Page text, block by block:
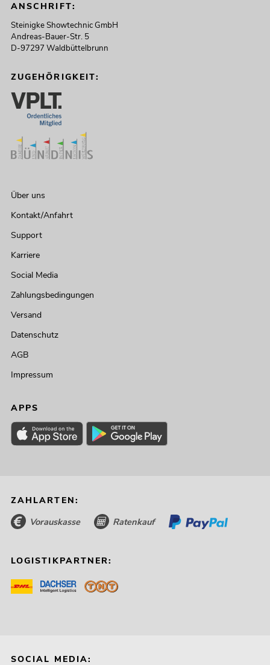
ANSCHRIFT:
Steinigke Showtechnic GmbH
Andreas-Bauer-Str. 5
D-97297 Waldbüttelbrunn
ZUGEHÖRIGKEIT:
Über uns
Kontakt/Anfahrt
Support
Karriere
Social Media
Zahlungsbedingungen
Versand
Datenschutz
AGB
Impressum
APPS
ZAHLARTEN:
Vorauskasse Ratenkauf
LOGISTIKPARTNER:
SOCIAL MEDIA: